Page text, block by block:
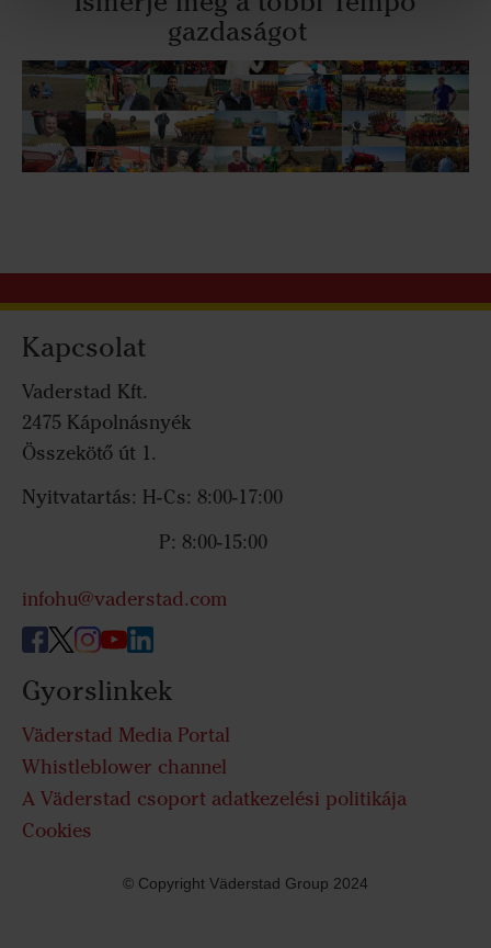
gazdaságot
Kapcsolat
Vaderstad Kft.
2475 Kápolnásnyék
Összekötő út 1.
Nyitvatartás: H-Cs: 8:00-17:00
P: 8:00-15:00
infohu@vaderstad.com
Gyorslinkek
Väderstad Media Portal
Whistleblower channel
A Väderstad csoport adatkezelési politikája
Cookies
© Copyright Väderstad Group 2024